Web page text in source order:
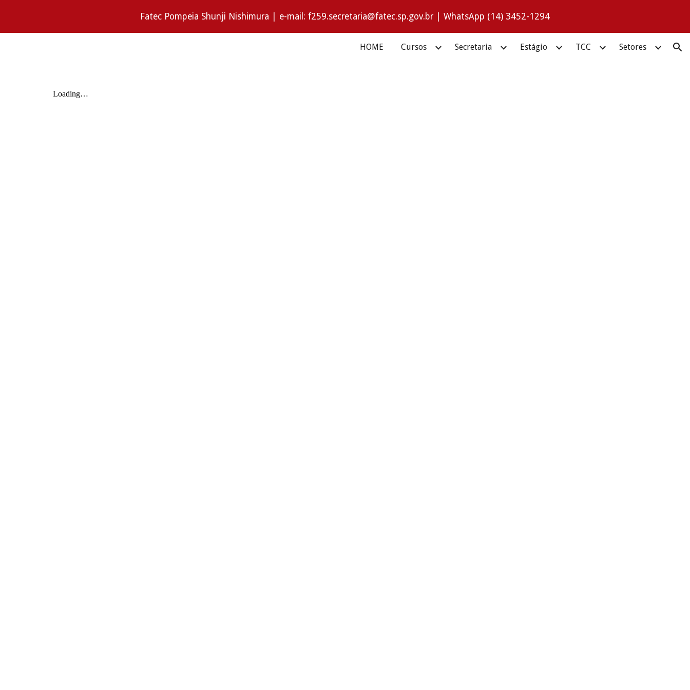
Skip to main content Skip to navigation
Fatec Pompeia Shunji Nishimura | e-mail: f259.secretaria@fatec.sp.gov.br | WhatsApp (14) 3452-1294
HOME Cursos Secretaria Estágio TCC Setores